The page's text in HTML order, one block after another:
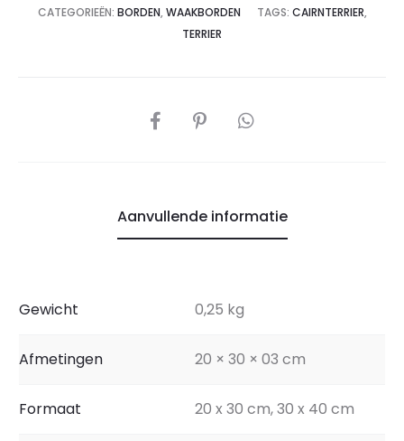
CATEGORIEËN: BORDEN, WAAKBORDEN TAGS: CAIRNTERRIER,
TERRIER
Aanvullende informatie
Gewicht 0,25 kg
Afmetingen 20 × 30 × 03 cm
Formaat 20 x 30 cm, 30 x 40 cm